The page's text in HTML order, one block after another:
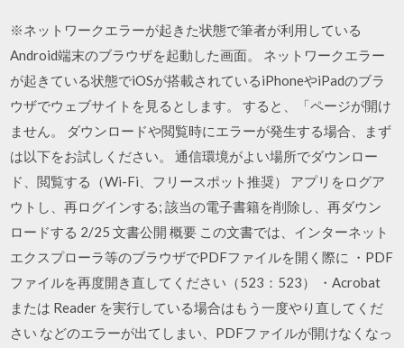
※ネットワークエラーが起きた状態で筆者が利用している
Android端末のブラウザを起動した画面。 ネットワークエラー
が起きている状態でiOSが搭載されているiPhoneやiPadのブラ
ウザでウェブサイトを見るとします。 すると、「ページが開け
ません。 ダウンロードや閲覧時にエラーが発生する場合、まず
は以下をお試しください。 通信環境がよい場所でダウンロー
ド、閲覧する（Wi-Fi、フリースポット推奨） アプリをログア
ウトし、再ログインする; 該当の電子書籍を削除し、再ダウン
ロードする 2/25 文書公開 概要 この文書では、インターネット
エクスプローラ等のブラウザでPDFファイルを開く際に ・PDF
ファイルを再度開き直してください（523：523） ・Acrobat
または Reader を実行している場合はもう一度やり直してくだ
さい などのエラーが出てしまい、PDFファイルが開けなくなっ